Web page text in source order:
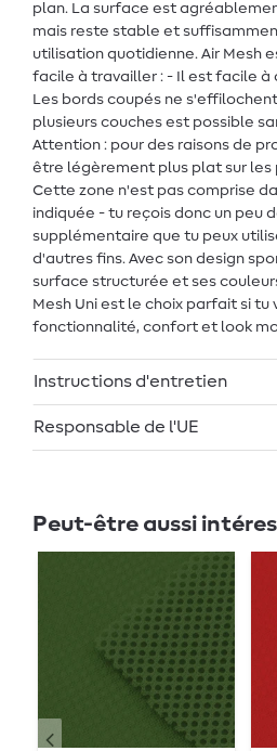
plan. La surface est
mais reste stable et
utilisation quotidienne. Air Mesh
facile à travailler : - Il est facile à
Les bords coupés ne
plusieurs couches est possible
Attention : pour des raisons de
être légèrement plus plat sur les
Cette zone n'est pas comprise
indiquée - tu reçois donc un peu
supplémentaire que tu peux
d'autres fins. Avec son design
surface structurée et ses
Mesh Uni est le choix parfait si tu
fonctionnalité, confort et look
Instructions d'entretien
Responsable de l'UE
Peut-être aussi